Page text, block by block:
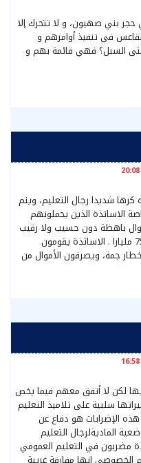
بني صهيون، و لا تتحرك إلا
في تنفيذ أوامرهم و
السبل؟ فهي قائمة بهم و
شديدا رجال التعليم، وينم
الاساتذة الذين يحملونهم
باهظة دون حسيب ولا رقيب
،كالمخطط الاستعجالي التي نهبت فيه 75 مليارا . الاساتذة يقومون
جمة، ويصرفون الأموال من
لكن لا أتفق معهم فيما يخص
سلبية على تلاميذ التعليم
الإضرابات هو دفاع عن
الماديةلرجال التعليم
مضربون في التعليم العمومي